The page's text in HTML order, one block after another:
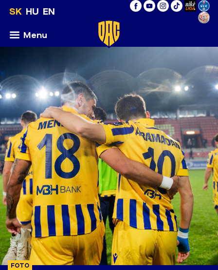
SK HU EN
Menu
FOTO